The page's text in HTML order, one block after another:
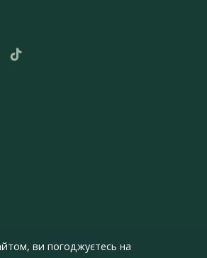
ви погоджуєтесь на